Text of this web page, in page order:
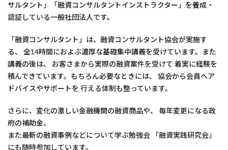
サルタント」「融資コンサルタントインストラクター」を養成・
認証している一般社団法人です。
「融資コンサルタント」は、融資コンサルタント協会が実施す
る、 全14時間におよぶ濃厚な基礎集中講義を受けています。また
講義の後は、 お客さまから実際の融資案件を受けて 着実に経験を
積んできています。もちろん必要なときには、 協会から会員へア
ドバイスやサポートを 行える体制も整っています。
さらに、変化の激しい金融機関の融資商品や、 毎年変更になる政
府の補助金、
また最新の融資事例などについて学ぶ勉強会 「融資実践研究会」
にも随時参加しています。